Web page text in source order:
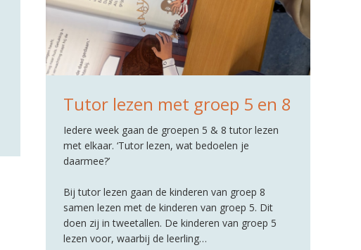
Tutor lezen met groep 5 en 8
Iedere week gaan de groepen 5 & 8 tutor lezen
met elkaar. ‘Tutor lezen, wat bedoelen je
daarmee?’
Bij tutor lezen gaan de kinderen van groep 8
samen lezen met de kinderen van groep 5. Dit
doen zij in tweetallen. De kinderen van groep 5
lezen voor, waarbij de leerling…